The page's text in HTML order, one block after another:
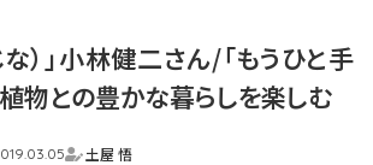
な）」小林健二さん/「もうひと手
植物との豊かな暮らしを楽しむ
土屋 悟